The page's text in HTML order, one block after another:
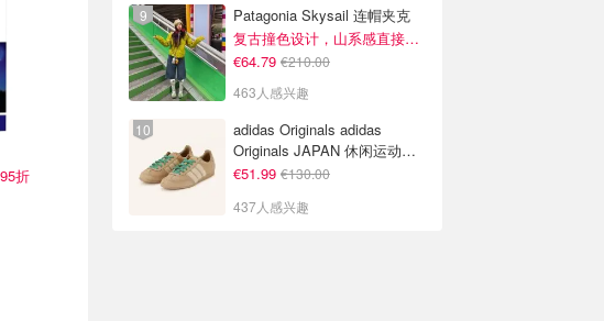
折
Patagonia Skysail 连帽夹克
复古撞色设计，山系感直接拉满
€64.79 €210.00
463人感兴趣
adidas Originals adidas
Originals JAPAN 休闲运动鞋
米色
€51.99 €130.00
437人感兴趣